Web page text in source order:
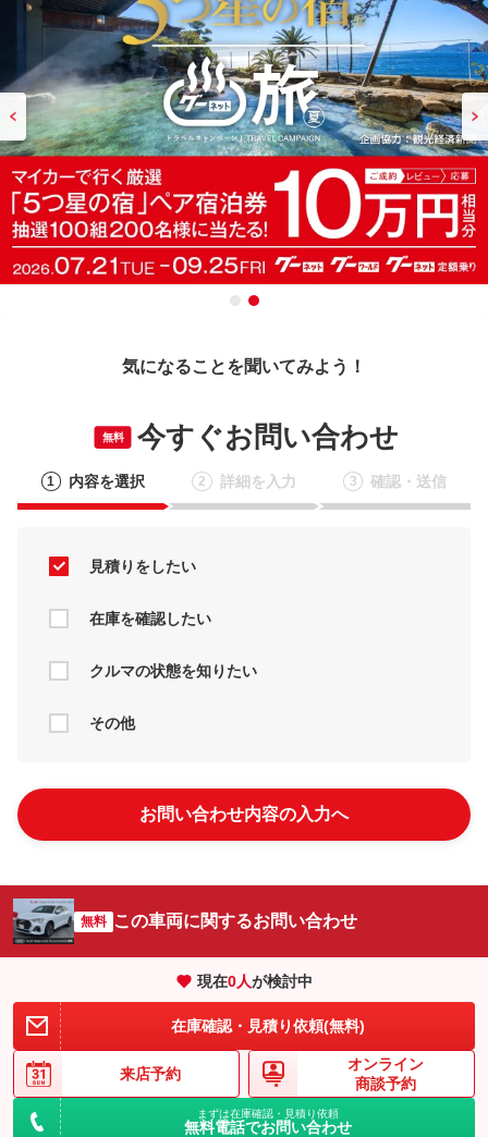
気になることを聞いてみよう！
無料 今すぐお問い合わせ
1 内容を選択 2 詳細を入力 3 確認・送信
見積りをしたい
在庫を確認したい
クルマの状態を知りたい
その他
お問い合わせ内容の入力へ
無料 この車両に関するお問い合わせ
現在0人が検討中
在庫確認・見積り依頼(無料)
来店予約
オンライン
商談予約
まずは在庫確認・見積り依頼
無料電話でお問い合わせ